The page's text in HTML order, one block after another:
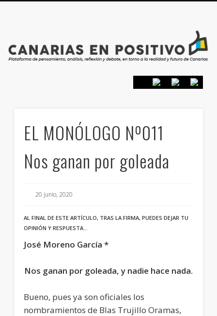
EL MONÓLOGO Nº011
Nos ganan por goleada
20 junio, 2020
AL FINAL DE ESTE ARTÍCULO, TRAS LA FIRMA, PUEDES DEJAR TU
OPINIÓN Y RESPUESTA…
José Moreno García *
Nos ganan por goleada, y nadie hace nada.
Bueno, pues ya son oficiales los
nombramientos de Blas Trujillo Oramas,